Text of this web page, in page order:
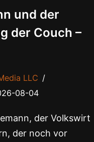
und der
der Couch –
LLC
08-04
der Volkswirt
der noch vor